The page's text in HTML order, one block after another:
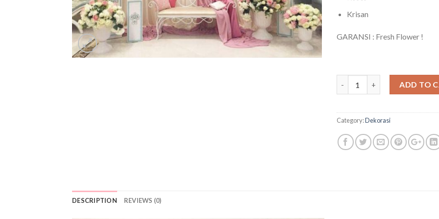
Krisan
GARANSI : Fresh Flower !
ADD TO
Category:Dekorasi
DESCRIPTION REVIEWS (0)